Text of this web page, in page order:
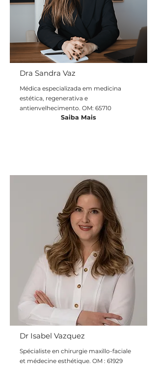
Dra Sandra Vaz
Médica especializada em medicina
estética, regenerativa e
antienvelhecimento. OM: 65710
Saiba Mais
Dr Isabel Vazquez
Spécialiste en chirurgie maxillo-faciale
et médecine esthétique. OM : 61929